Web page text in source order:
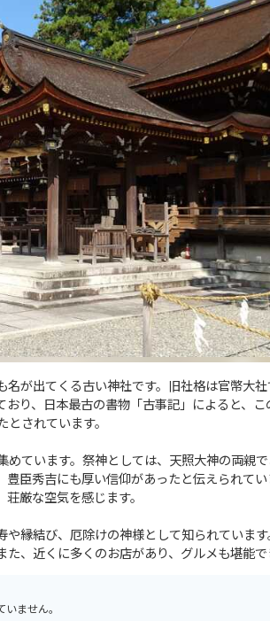
が出てくる古い神社です。旧社格は官幣大
り、日本最古の書物「古事記」によると、
されています。
ています。祭神としては、天照大神の両親
臣秀吉にも厚い信仰があったと伝えられて
厳な空気を感じます。
縁結び、厄除けの神様として知られていま
、近くに多くのお店があり、グルメも堪能で
ません。